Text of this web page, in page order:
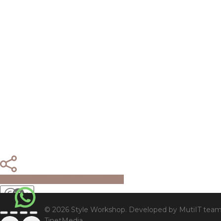
© 2026 Style Workshop. Developed by MutiIT